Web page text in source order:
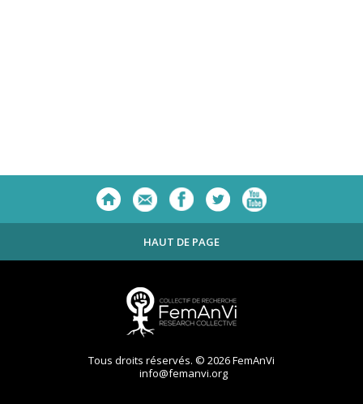
HAUT DE PAGE
Tous droits réservés. © 2026 FemAnVi
info@femanvi.org